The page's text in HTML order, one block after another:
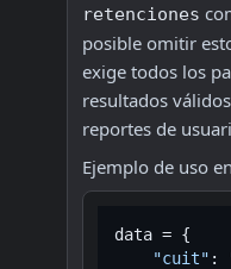
retenciones
posible omitir
exige todos los
resultados
reportes de
Ejemplo de uso
data = {
"cuit" :